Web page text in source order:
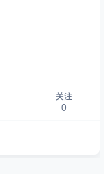
关注
0